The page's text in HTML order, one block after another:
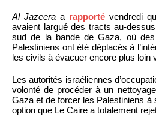
Al Jazeera a rapporté vendredi
avaient largué des tracts au-
sud de la bande de Gaza, où
Palestiniens ont été déplacés à
les civils à évacuer encore plus loin
Les autorités israéliennes
volonté de procéder à un
Gaza et de forcer les Palestiniens à
option que Le Caire a totalement